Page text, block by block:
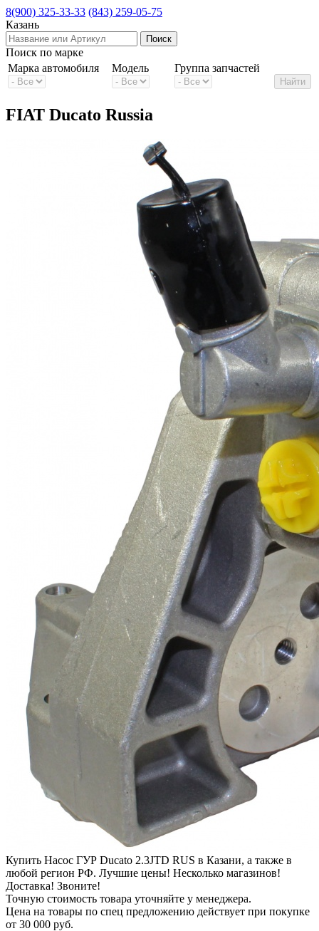
8(900) 325-33-33 (843) 259-05-75
Казань
Поиск по марке
Марка автомобиля
Модель Группа запчастей
FIAT Ducato Russia
Купить Насос ГУР Ducato 2.3JTD RUS в Казани, а также в
любой регион РФ. Лучшие цены! Несколько магазинов!
Доставка! Звоните!
Точную стоимость товара уточняйте у менеджера.
Цена на товары по спец предложению действует при покупке
от 30 000 руб.